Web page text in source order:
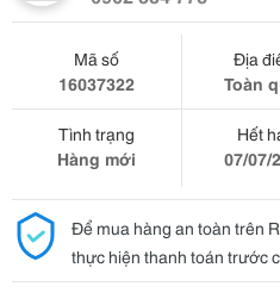
Mã số
16037322
Địa
Toàn
Tình trạng
Hàng mới
Hết
07/07/
Để mua hàng an toàn trên
thực hiện thanh toán trước